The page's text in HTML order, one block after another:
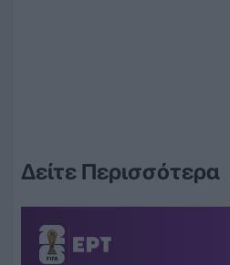
Δείτε Περισσότερα